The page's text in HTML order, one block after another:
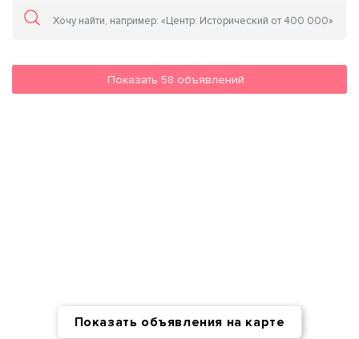
Показать 58 объявлений
Показать объявления на карте